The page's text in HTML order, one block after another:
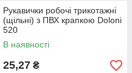
Рукавички робочі трикотажні
(щільні) з ПВХ крапкою Doloni
520
В наявності
25,27 ₴